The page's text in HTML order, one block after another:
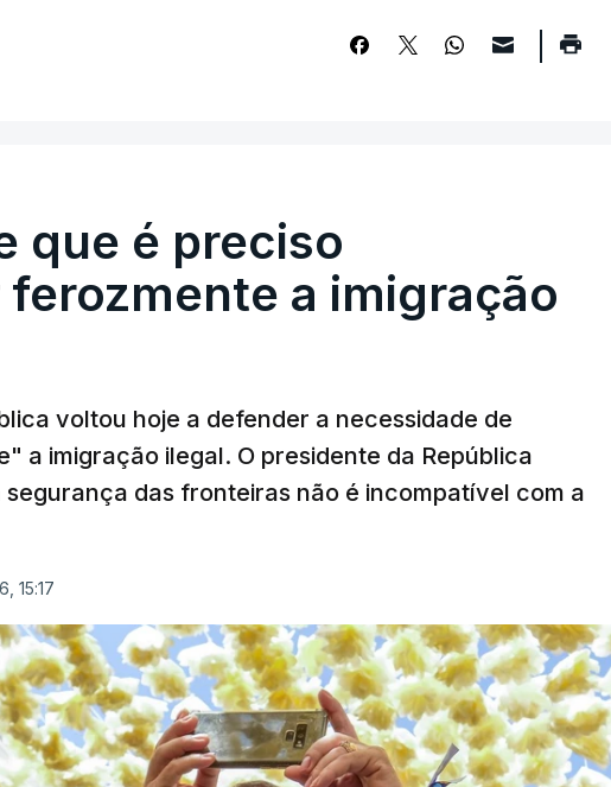
que é preciso
a imigração
voltou hoje a defender a necessidade de
a imigração ilegal. O presidente da República
das fronteiras não é incompatível com a
15:17